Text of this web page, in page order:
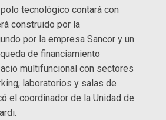
tecnológico contará con
construido por la
por la empresa Sancor y un
de financiamiento
multifuncional con sectores
laboratorios y salas de
el coordinador de la Unidad de